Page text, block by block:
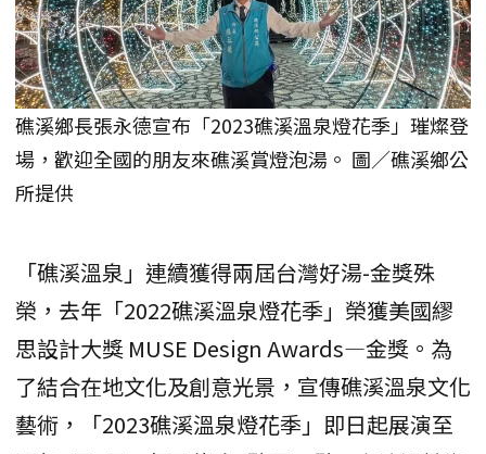
礁溪鄉長張永德宣布「2023礁溪溫泉燈花季」璀燦登
場，歡迎全國的朋友來礁溪賞燈泡湯。 圖／礁溪鄉公
所提供
「礁溪溫泉」連續獲得兩屆台灣好湯-金獎殊
榮，去年「2022礁溪溫泉燈花季」榮獲美國繆
思設計大獎 MUSE Design Awards—金獎。為
了結合在地文化及創意光景，宣傳礁溪溫泉文化
藝術，「2023礁溪溫泉燈花季」即日起展演至